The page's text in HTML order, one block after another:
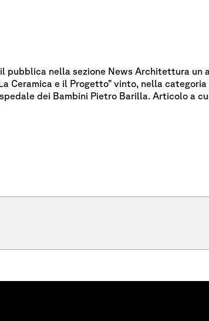
pubblica nella sezione News Architettura un
Ceramica e il Progetto” vinto, nella
dei Bambini Pietro Barilla. Articolo a